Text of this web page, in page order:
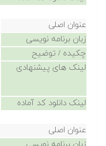
عنوان اصلی
زبان برنامه نویسی
چکیده / توضیح
لینک های پیشنهادی
لینک دانلود کد آماده
عنوان اصلی